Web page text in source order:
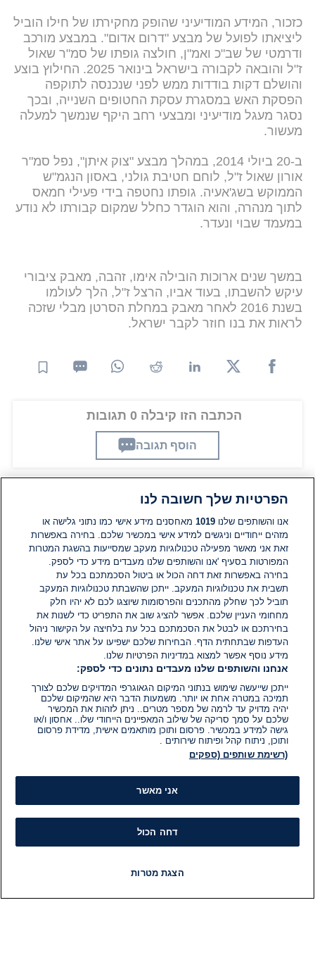
כזכור, המידע המודיעיני שהופק מחקירתו של חילו הוביל
ליציאתו לפועל של מבצע "דרום אדום". במבצע מורכב
ודרמטי של שב"כ ואמ"ן, חולצה גופתו של סמ"ר שאול
ז"ל והובאה לקבורה בישראל בינואר 2025. החילוץ בוצע
והושלם דקות בודדות ממש לפני שנכנסה לתוקפה
הפסקת האש במסגרת עסקת החטופים השנייה, ובכך
נסגר מעגל מודיעיני ומבצעי רחב היקף שנמשך למעלה
מעשור.
ב-20 ביולי 2014, במהלך מבצע "צוק איתן", נפל סמ"ר
אורון שאול ז"ל, לוחם חטיבת גולני, באסון הנגמ"ש
הממוקש בשג'אעיה. גופתו נחטפה בידי פעילי חמאס
לתוך מנהרה, והוא הוגדר כחלל שמקום קבורתו לא נודע
במעמד שבוי ונעדר.
במשך שנים ארוכות הובילה אימו, זהבה, מאבק ציבורי
עיקש להשבתו, בעוד אביו, הרצל ז"ל, הלך לעולמו
בשנת 2016 לאחר מאבק במחלת הסרטן מבלי שזכה
לראות את בנו חוזר לקבר ישראל.
הכתבה הזו קיבלה 0 תגובות
הוסף תגובה
תגובות
אין עדיין תגובות. היה הראשון להגיב
הוסף תגובה
הפרטיות שלך חשובה לנו
אנו והשותפים שלנו1019 מאחסנים מידע אישי כמו נתוני גלישה או
מזהים ייחודיים וניגשים למידע אישי במכשיר שלכם. בחירה באפשרות
זאת אני מאשר מפעילה טכנולוגיות מעקב שמסייעות בהשגת המטרות
המפורטות בסעיף 'אנו והשותפים שלנו מעבדים מידע כדי לספק.
בחירה באפשרות זאת דחה הכול או ביטול הסכמתכם בכל עת
תשבית את טכנולוגיות המעקב. ייתכן שהשבתת טכנולוגיות המעקב
תוביל לכך שחלק מהתכנים והפרסומות שיוצגו לכם לא יהיו חלק
מחחומי העניין שלכם. אפשר להציג שוב את התפריט כדי לשנות את
בחירתכם או לבטל את הסכמתכם בכל עת בלחיצה על הקישור ניהול
העדפות שבתחתית הדף. הבחירות שלכם ישפיעו על אתר אישי שלנו.
מידע נוסף אפשר למצוא במדיניות הפרטיות שלנו.
אנחנו והשותפים שלנו מעבדים נתונים כדי לספק:
ייתכן שייעשה שימוש בנתוני המיקום הגאוגרפי המדויקים שלכם לצורך
תמיכה במטרה אחת או יותר. משמעות הדבר היא שהמיקום שלכם
יהיה מדויק עד לרמה של מספר מטרים.. ניתן לזהות את המכשיר
שלכם על סמך סריקה של שילוב המאפיינים הייחודי שלו.. אחסון ו/או
גישה למידע במכשיר. פרסום ותוכן מותאמים אישית, מדידת פרסום
ותוכן, ניתוח קהל ופיתוח שירותים .
(רשימת שותפים (ספקים
אני מאשר
דחה הכול
הצגת מטרות